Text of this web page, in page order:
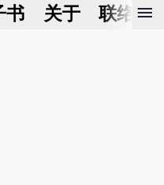
书 关于 联络我
menu